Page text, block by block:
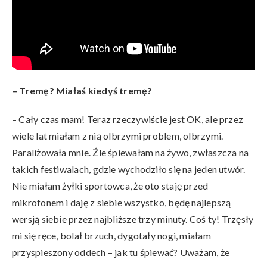
– Tremę? Miałaś kiedyś tremę?
– Cały czas mam! Teraz rzeczywiście jest OK, ale przez
wiele lat miałam z nią olbrzymi problem, olbrzymi.
Paraliżowała mnie. Źle śpiewałam na żywo, zwłaszcza na
takich festiwalach, gdzie wychodziło się na jeden utwór.
Nie miałam żyłki sportowca, że oto staję przed
mikrofonem i daję z siebie wszystko, będę najlepszą
wersją siebie przez najbliższe trzy minuty. Coś ty! Trzęsły
mi się ręce, bolał brzuch, dygotały nogi, miałam
przyspieszony oddech – jak tu śpiewać? Uważam, że